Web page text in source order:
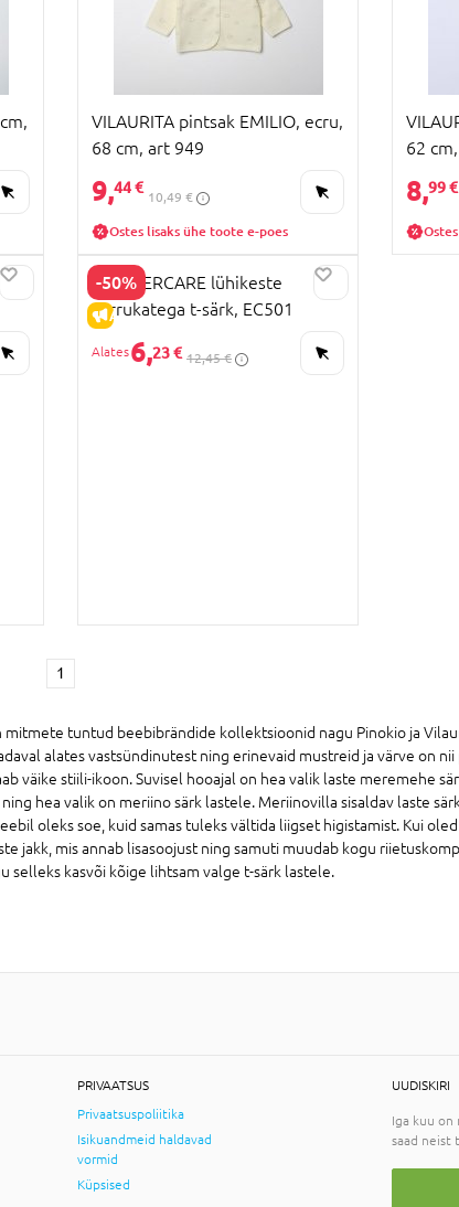
VILAURITA pintsak EMILIO, ecru,
68 cm, art 949
9,44 €
10,49 €
Ostes lisaks ühe toote e-poes
62
8,99 €
-50%
ALLAHINDLUS
MOTHERCARE lühikeste
varrukatega t-särk, EC501
6,23 € 12,45 €
1
tuntud beebibrändide kollektsioonid nagu Pinokio ja
alates vastsündinutest ning erinevaid mustreid ja värve on
väike stiili-ikoon. Suvisel hooajal on hea valik laste meremehe
hea valik on meriino särk lastele. Meriinovilla sisaldav laste
oleks soe, kuid samas tuleks vältida liigset higistamist. Kui
jakk, mis annab lisasoojust ning samuti muudab kogu
selleks kasvõi kõige lihtsam valge t-särk lastele.
PRIVAATSUS
Privaatsuspoliitika
Isikuandmeid haldavad
vormid
Küpsised
UUDISKIRI
Iga kuu on
saad neist